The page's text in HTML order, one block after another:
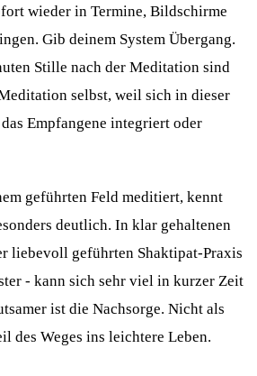
wieder in Termine, Bildschirme
Gib deinem System Übergang.
Stille nach der Meditation sind
selbst, weil sich in dieser
Empfangene integriert oder
geführten Feld meditiert, kennt
deutlich. In klar gehaltenen
liebevoll geführten Shaktipat-Praxis
- kann sich sehr viel in kurzer Zeit
ist die Nachsorge. Nicht als
des Weges ins leichtere Leben.